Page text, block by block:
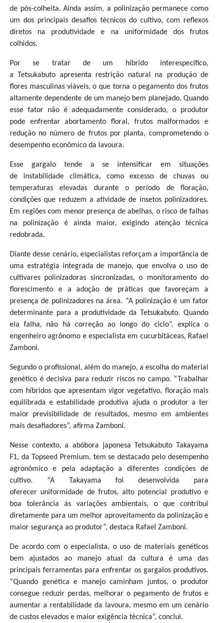
de pós-colheita. Ainda assim, a polinização permanece como
um dos principais desafios técnicos do cultivo, com reflexos
diretos na produtividade e na uniformidade dos frutos
colhidos.
Por se tratar de um híbrido interespecífico,
a Tetsukabuto apresenta restrição natural na produção de
flores masculinas viáveis, o que torna o pegamento dos frutos
altamente dependente de um manejo bem planejado. Quando
esse fator não é adequadamente considerado, o produtor
pode enfrentar abortamento floral, frutos malformados e
redução no número de frutos por planta, comprometendo o
desempenho econômico da lavoura.
Esse gargalo tende a se intensificar em situações
de instabilidade climática, como excesso de chuvas ou
temperaturas elevadas durante o período de floração,
condições que reduzem a atividade de insetos polinizadores.
Em regiões com menor presença de abelhas, o risco de falhas
na polinização é ainda maior, exigindo atenção técnica
redobrada.
Diante desse cenário, especialistas reforçam a importância de
uma estratégia integrada de manejo, que envolva o uso de
cultivares polinizadoras sincronizadas, o monitoramento do
florescimento e a adoção de práticas que favoreçam a
presença de polinizadores na área. “A polinização é um fator
determinante para a produtividade da Tetsukabuto. Quando
ela falha, não há correção ao longo do ciclo”, explica o
engenheiro agrônomo e especialista em cucurbitáceas, Rafael
Zamboni.
Segundo o profissional, além do manejo, a escolha do material
genético é decisiva para reduzir riscos no campo. “Trabalhar
com híbridos que apresentam vigor vegetativo, floração mais
equilibrada e estabilidade produtiva ajuda o produtor a ter
maior previsibilidade de resultados, mesmo em ambientes
mais desafiadores”, afirma Zamboni.
Nesse contexto, a abóbora japonesa Tetsukabuto Takayama
F1, da Topseed Premium, tem se destacado pelo desempenho
agronômico e pela adaptação a diferentes condições de
cultivo. “A Takayama foi desenvolvida para
oferecer uniformidade de frutos, alto potencial produtivo e
boa tolerância às variações ambientais, o que contribui
diretamente para um melhor aproveitamento da polinização e
maior segurança ao produtor”, destaca Rafael Zamboni.
De acordo com o especialista, o uso de materiais genéticos
bem ajustados ao manejo atual da cultura é uma das
principais ferramentas para enfrentar os gargalos produtivos.
“Quando genética e manejo caminham juntos, o produtor
consegue reduzir perdas, melhorar o pegamento de frutos e
aumentar a rentabilidade da lavoura, mesmo em um cenário
de custos elevados e maior exigência técnica”, conclui.